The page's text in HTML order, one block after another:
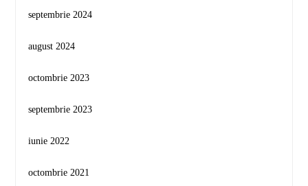
septembrie 2024
august 2024
octombrie 2023
septembrie 2023
iunie 2022
octombrie 2021